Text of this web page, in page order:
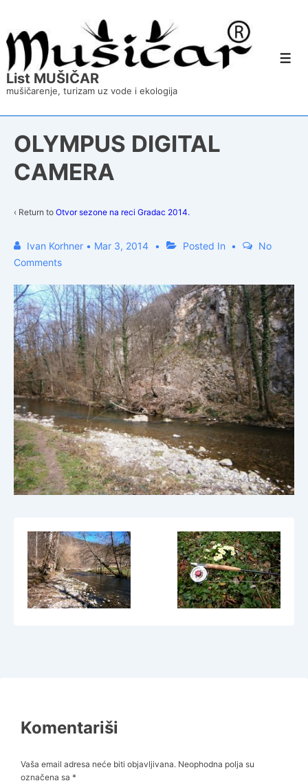
Main
Content
List MUŠIČAR
mušičarenje, turizam uz vode i ekologija
OLYMPUS DIGITAL
CAMERA
‹ Return to Otvor sezone na reci Gradac 2014.
Ivan Korhner • Mar 3, 2014 Posted In
No
Comments
Komentariši
Vaša email adresa neće biti objavljivana. Neophodna polja su
označena sa *